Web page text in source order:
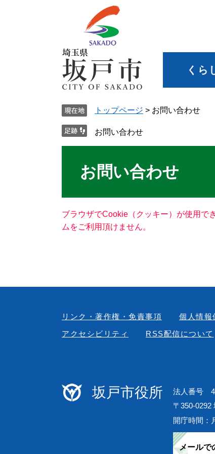
くら
トップページ > お問い合わせ
お問い合わせ
お問い合わせ
ブラウザでCookie（クッキー）が使用で
ムをご利用頂けません。
リンク・著作権・免責事項
個人情報
アクセシビリティ
RSS配信について
坂戸市役所
法人番号
〒350-0292
開庁時間：
メールで